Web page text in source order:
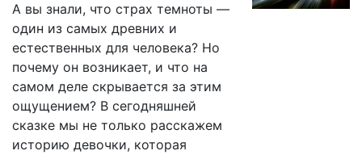
А вы знали, что страх темноты —
один из самых древних и
естественных для человека? Но
почему он возникает, и что на
самом деле скрывается за этим
ощущением? В сегодняшней
сказке мы не только расскажем
историю девочки, которая